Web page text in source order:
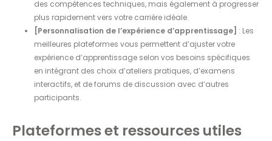
des compétences techniques, mais également à progresser
plus rapidement vers votre carrière idéale.
[Personnalisation de l’expérience d’apprentissage] : Les
meilleures plateformes vous permettent d’ajuster votre
expérience d’apprentissage selon vos besoins spécifiques
en intégrant des choix d’ateliers pratiques, d’examens
interactifs, et de forums de discussion avec d’autres
participants.
Plateformes et ressources utiles